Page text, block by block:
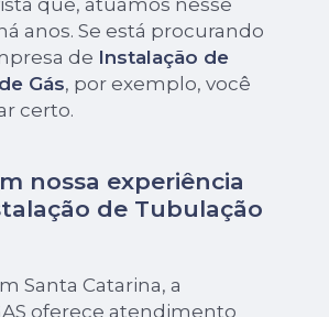
que, atuamos nesse
anos. Se está procurando
de Instalação de
Gás, por exemplo, você
certo.
nossa experiência
de Tubulação
Santa Catarina, a
oferece atendimento